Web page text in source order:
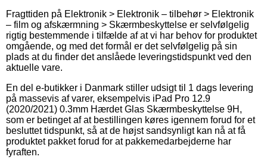
Fragttiden på Elektronik > Elektronik – tilbehør > Elektronik
– film og afskærmning > Skærmbeskyttelse er selvfølgelig
rigtig bestemmende i tilfælde af at vi har behov for produktet
omgående, og med det formål er det selvfølgelig på sin
plads at du finder det anslåede leveringstidspunkt ved den
aktuelle vare.
En del e-butikker i Danmark stiller udsigt til 1 dags levering
på massevis af varer, eksempelvis iPad Pro 12.9
(2020/2021) 0.3mm Hærdet Glas Skærmbeskyttelse 9H,
som er betinget af at bestillingen køres igennem forud for et
besluttet tidspunkt, så at de højst sandsynligt kan nå at få
produktet pakket forud for at pakkemedarbejderne har
fyraften.